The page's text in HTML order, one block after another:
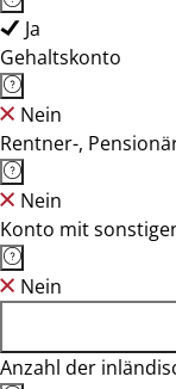
Ja
Gehaltskonto
Nein
Rentner-,
Nein
Konto mit
Nein
Anzahl der